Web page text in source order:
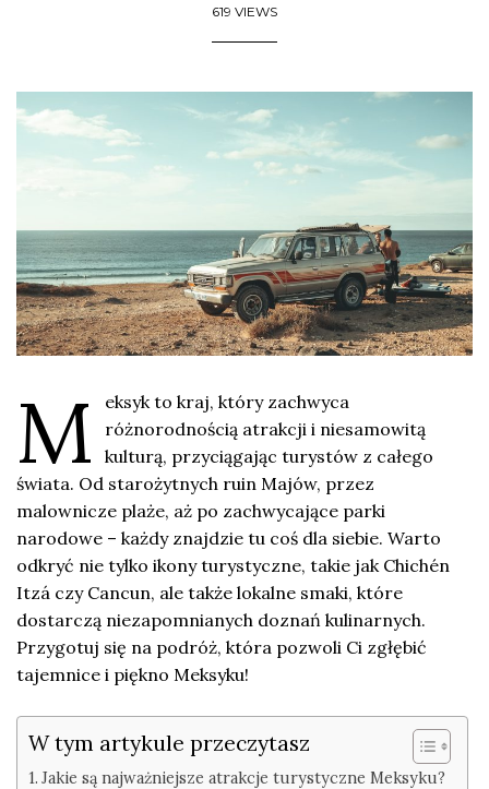
619 VIEWS
M
eksyk to kraj, który zachwyca
różnorodnością atrakcji i niesamowitą
kulturą, przyciągając turystów z całego
świata. Od starożytnych ruin Majów, przez
malownicze plaże, aż po zachwycające parki
narodowe – każdy znajdzie tu coś dla siebie. Warto
odkryć nie tylko ikony turystyczne, takie jak Chichén
Itzá czy Cancun, ale także lokalne smaki, które
dostarczą niezapomnianych doznań kulinarnych.
Przygotuj się na podróż, która pozwoli Ci zgłębić
tajemnice i piękno Meksyku!
W tym artykule przeczytasz
Jakie są najważniejsze atrakcje turystyczne Meksyku?